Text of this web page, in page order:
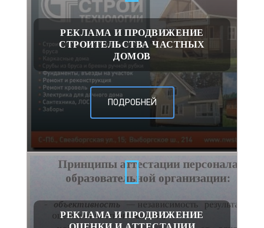
РЕКЛАМА И ПРОДВИЖЕНИЕ
СТРОИТЕЛЬСТВА ЧАСТНЫХ
ДОМОВ
ПОДРОБНЕЙ
РЕКЛАМА И ПРОДВИЖЕНИЕ